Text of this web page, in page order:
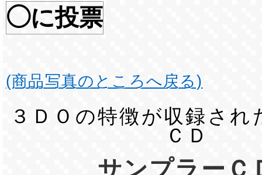
◯に投票
(商品写真のところへ戻る)
３ＤＯの特徴が収録され
ＣＤ
サンプラーＣ